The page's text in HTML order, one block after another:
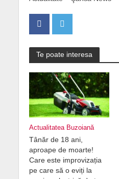
Te poate interesa
Actualitatea Buzoiană
Tânăr de 18 ani,
aproape de moarte!
Care este improvizația
pe care să o eviți la